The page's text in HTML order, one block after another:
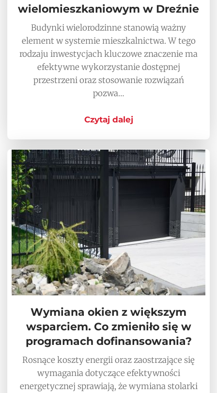
wielomieszkaniowym w Dreźnie
Budynki wielorodzinne stanowią ważny
element w systemie mieszkalnictwa. W tego
rodzaju inwestycjach kluczowe znaczenie ma
efektywne wykorzystanie dostępnej
przestrzeni oraz stosowanie rozwiązań
pozwa…
Czytaj dalej
Wymiana okien z większym
wsparciem. Co zmieniło się w
programach dofinansowania?
Rosnące koszty energii oraz zaostrzające się
wymagania dotyczące efektywności
energetycznej sprawiają, że wymiana stolarki